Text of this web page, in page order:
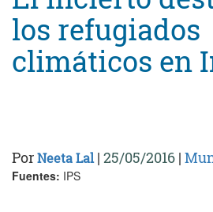
los refugiados
climáticos en
PorNeeta Lal| 25/05/2016 |
Fuentes: IPS